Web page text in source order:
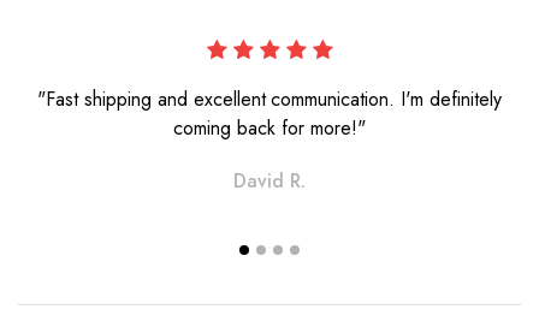
"Fast shipping and excellent communication. I'm definitely
coming back for more!"
David R.